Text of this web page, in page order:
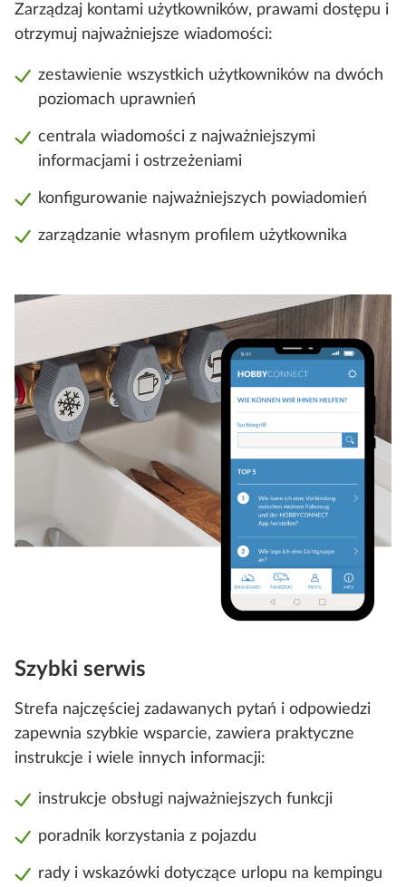
Zarządzaj kontami użytkowników, prawami dostępu i
otrzymuj najważniejsze wiadomości:
zestawienie wszystkich użytkowników na dwóch
poziomach uprawnień
centrala wiadomości z najważniejszymi
informacjami i ostrzeżeniami
konfigurowanie najważniejszych powiadomień
zarządzanie własnym profilem użytkownika
Szybki serwis
Strefa najczęściej zadawanych pytań i odpowiedzi
zapewnia szybkie wsparcie, zawiera praktyczne
instrukcje i wiele innych informacji:
instrukcje obsługi najważniejszych funkcji
poradnik korzystania z pojazdu
rady i wskazówki dotyczące urlopu na kempingu